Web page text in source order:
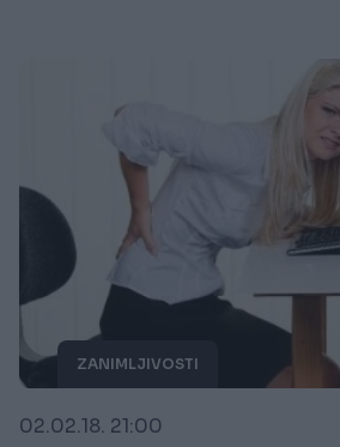
ZANIMLJIVOSTI
02.02.18. 21:00